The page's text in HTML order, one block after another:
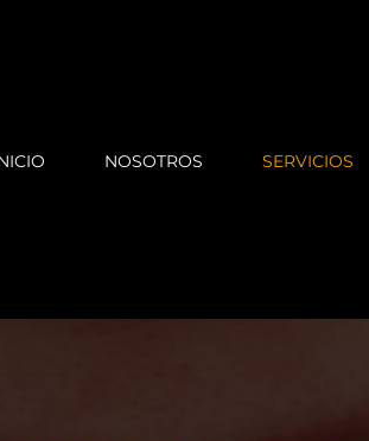
NOSOTROS SERVICIOS